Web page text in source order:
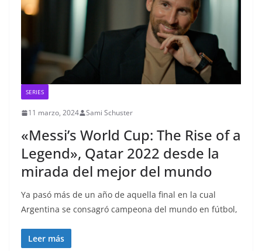
SERIES
11 marzo, 2024 Sami Schuster
«Messi’s World Cup: The Rise of a
Legend», Qatar 2022 desde la
mirada del mejor del mundo
Ya pasó más de un año de aquella final en la cual
Argentina se consagró campeona del mundo en fútbol,
Leer más